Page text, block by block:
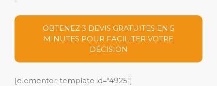
OBTENEZ 3 DEVIS GRATUITES EN 5
MINUTES POUR FACILITER VOTRE
DÉCISION
[elementor-template id="4925"]